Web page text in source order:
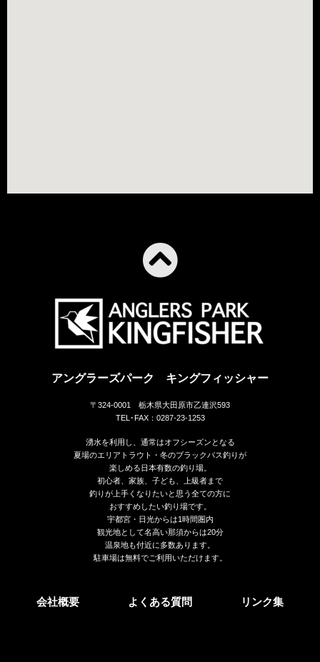
アングラーズパーク キングフィッシャー
〒324-0001 栃木県大田原市乙連沢593
TEL･FAX：0287-23-1253
湧水を利用し、通常はオフシーズンとなる
夏場のエリアトラウト・冬のブラックバス釣りが
楽しめる日本有数の釣り場。
初心者、家族、子ども、上級者まで
釣りが上手くなりたいと思う全ての方に
おすすめしたい釣り場です。
宇都宮・日光からは1時間圏内
観光地として名高い那須からは20分
温泉地も付近に多数あります。
駐車場は無料でご利用いただけます。
会社概要 よくある質問 リンク集